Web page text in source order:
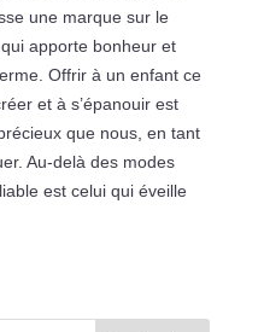
une marque sur le
apporte bonheur et
Offrir à un enfant ce
et à s’épanouir est
que nous, en tant
Au-delà des modes
est celui qui éveille